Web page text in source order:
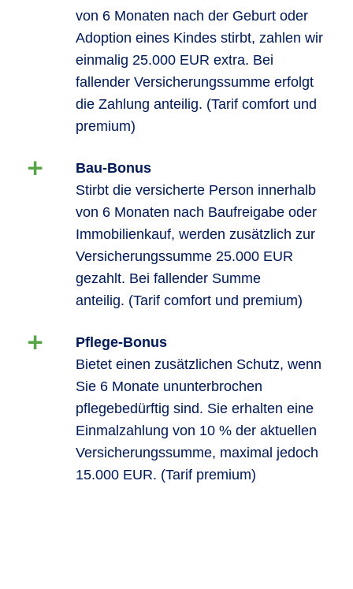
von 6 Monaten nach der Geburt oder
Adoption eines Kindes stirbt, zahlen wir
einmalig 25.000 EUR extra. Bei
fallender Versicherungssumme erfolgt
die Zahlung anteilig. (Tarif comfort und
premium)
Bau-Bonus
Stirbt die versicherte Person innerhalb
von 6 Monaten nach Baufreigabe oder
Immobilienkauf, werden zusätzlich zur
Versicherungssumme 25.000 EUR
gezahlt. Bei fallender Summe
anteilig. (Tarif comfort und premium)
Pflege-Bonus
Bietet einen zusätzlichen Schutz, wenn
Sie 6 Monate ununterbrochen
pflegebedürftig sind. Sie erhalten eine
Einmalzahlung von 10 % der aktuellen
Versicherungssumme, maximal jedoch
15.000 EUR. (Tarif premium)